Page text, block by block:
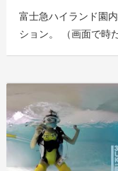
富士急ハイランド園
ション。 （画面で時
4125-4c14-9883-
ンパ」が「ド・ドド
再撮影した映像はこ
https://
9e69-c14eef62ea6b